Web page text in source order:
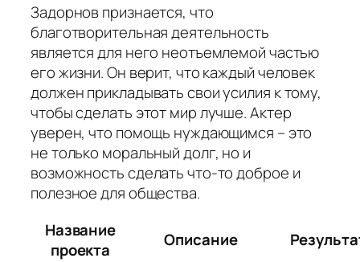
Задорнов признается, что
благотворительная деятельность
является для него неотъемлемой частью
его жизни. Он верит, что каждый человек
должен прикладывать свои усилия к тому,
чтобы сделать этот мир лучше. Актер
уверен, что помощь нуждающимся – это
не только моральный долг, но и
возможность сделать что-то доброе и
полезное для общества.
Название
проекта
Описание